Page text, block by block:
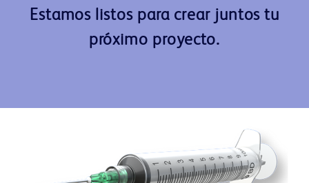
Estamos listos para crear juntos tu
próximo proyecto.